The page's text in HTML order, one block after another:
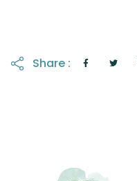
Share :